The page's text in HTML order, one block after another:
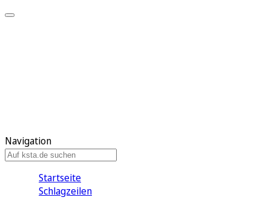
Navigation
Startseite
Schlagzeilen